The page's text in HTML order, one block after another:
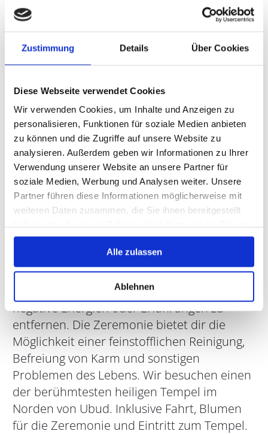
Zustimmung Details Über Cookies
Diese Webseite verwendet Cookies
Wir verwenden Cookies, um Inhalte und Anzeigen zu
personalisieren, Funktionen für soziale Medien anbieten
zu können und die Zugriffe auf unsere Website zu
analysieren. Außerdem geben wir Informationen zu Ihrer
Verwendung unserer Website an unsere Partner für
soziale Medien, Werbung und Analysen weiter. Unsere
Partner führen diese Informationen möglicherweise mit
weiteren Daten zusammen, die Sie ihnen bereitgestellt
gesammelt haben.
Alle zulassen
Ablehnen
wird.
Thai Yoga Massage
Berührung für Körper, Geist und Seele
ist ein Geben und Nehmen, eine
angenehme, energetische und dynamische
Massageform. Durch die Kombination aus
Yogastellungen und Druckpunktmassage an
den Energielinien findet der Körper zu
seiner Gesamtheit zurück.
Melukat ist eine Zeremonie zur Reinigung
von Körper, Geist und Seele. Diese Reinigung
ein tiefer spiritueller Prozess
negative Energien oder Erfahrungen zu
entfernen. Die Zeremonie bietet dir die
Möglichkeit einer feinstofflichen Reinigung,
Befreiung von Karm und sonstigen
Problemen des Lebens. Wir besuchen einen
der berühmtesten heiligen Tempel im
Norden von Ubud. Inklusive Fahrt, Blumen
für die Zeremonie und Eintritt zum Tempel.